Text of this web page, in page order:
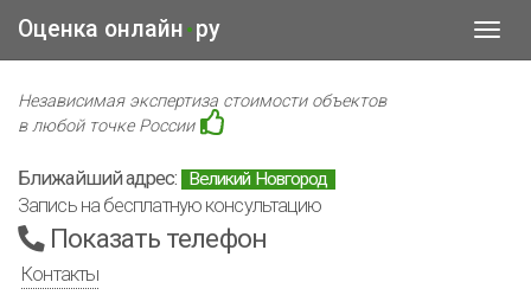
Оценка онлайн • ру
Независимая экспертиза стоимости объектов
в любой точке России
Ближайший адрес: Великий Новгород
Запись на бесплатную консультацию
Показать телефон
Контакты